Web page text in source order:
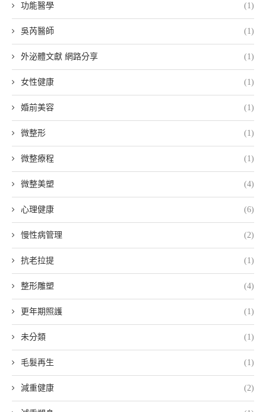
功能醫學 (1)
吳芮醫師 (1)
外泌體文獻 網路分享 (1)
女性健康 (1)
婚前美容 (1)
微整形 (1)
微整療程 (1)
微整美塑 (4)
心理健康 (6)
慢性病管理 (2)
抗老拉提 (1)
整形雕塑 (4)
更年期照護 (1)
未分類 (1)
毛髮再生 (1)
減重健康 (2)